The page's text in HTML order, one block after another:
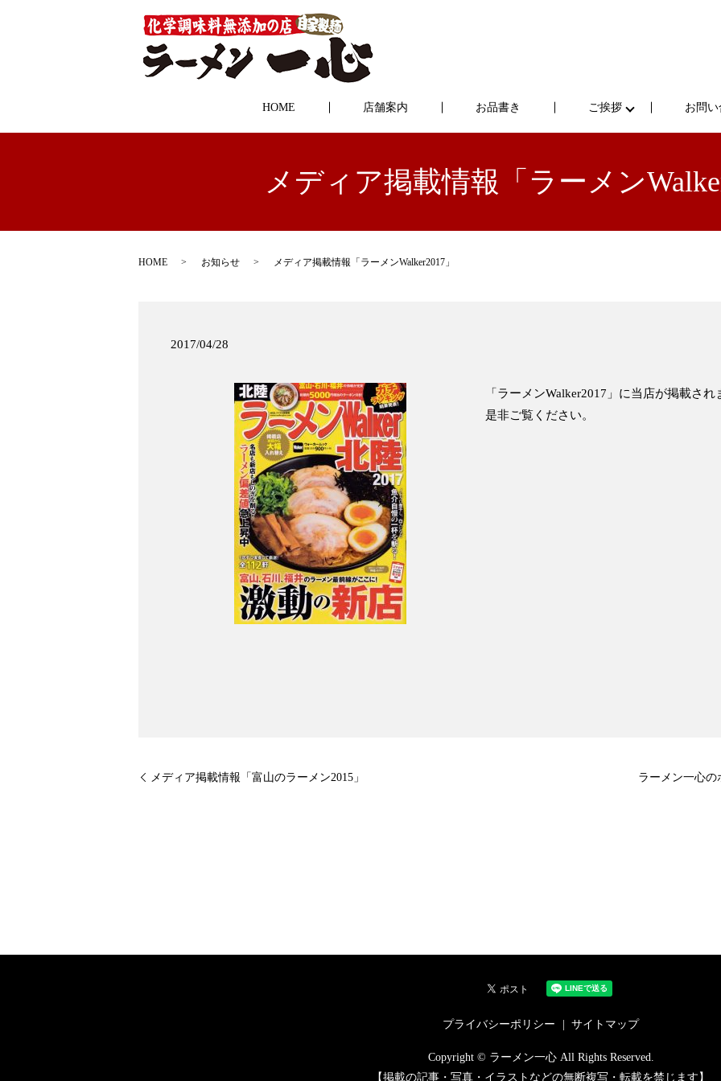
HOME 店舗案内 お品書き ご挨拶 お問
メディア掲載情報「ラーメン
HOME お知らせ メディア掲載情報「ラーメンWalker2017」
2017/04/28
「ラーメンWalker2017」に当店が掲載され
是非ご覧ください。
メディア掲載情報「富山のラーメン2015」 ラーメン一心の
プライバシーポリシー サイトマップ
Copyright © ラーメン一心 All Rights Reserved.
【掲載の記事・写真・イラストなどの無断複写・転載を禁じます】